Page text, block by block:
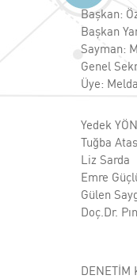
Başkan:
Başkan
Sayman:
Genel
Üye:
Yedek
Tuğba
Liz Sarda
Emre
Gülen
Doç.Dr.
DENETİM